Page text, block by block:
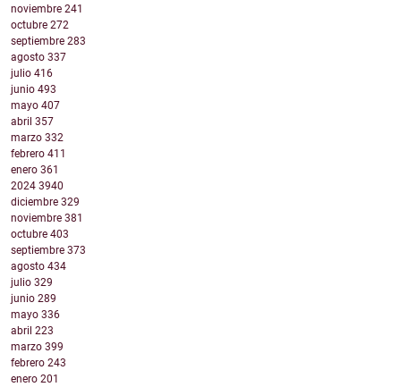
noviembre 241
octubre 272
septiembre 283
agosto 337
julio 416
junio 493
mayo 407
abril 357
marzo 332
febrero 411
enero 361
2024 3940
diciembre 329
noviembre 381
octubre 403
septiembre 373
agosto 434
julio 329
junio 289
mayo 336
abril 223
marzo 399
febrero 243
enero 201